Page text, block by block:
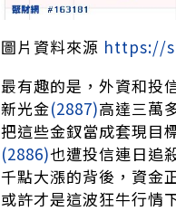
圖片資料來源 https://
最有趣的是，外資和投
新光金(2887)高達三萬
把這些金釵當成套現目
(2886)也遭投信連日追
千點大漲的背後，資金
或許才是這波狂牛行情